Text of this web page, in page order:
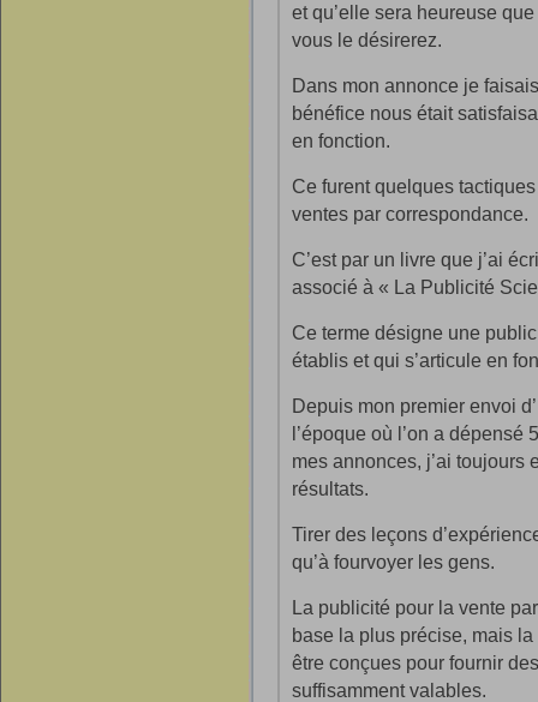
et qu’elle sera heureuse
vous le désirerez.
Dans mon annonce je
bénéfice nous était
en fonction.
Ce furent quelques
ventes par correspondance.
C’est par un livre que j’ai
associé à « La Publicité
Ce terme désigne une
établis et qui s’articule en
Depuis mon premier envoi
l’époque où l’on a dépensé
mes annonces, j’ai toujours
résultats.
Tirer des leçons
qu’à fourvoyer les gens.
La publicité pour la vente
base la plus précise, mais
être conçues pour fournir
suffisamment valables.